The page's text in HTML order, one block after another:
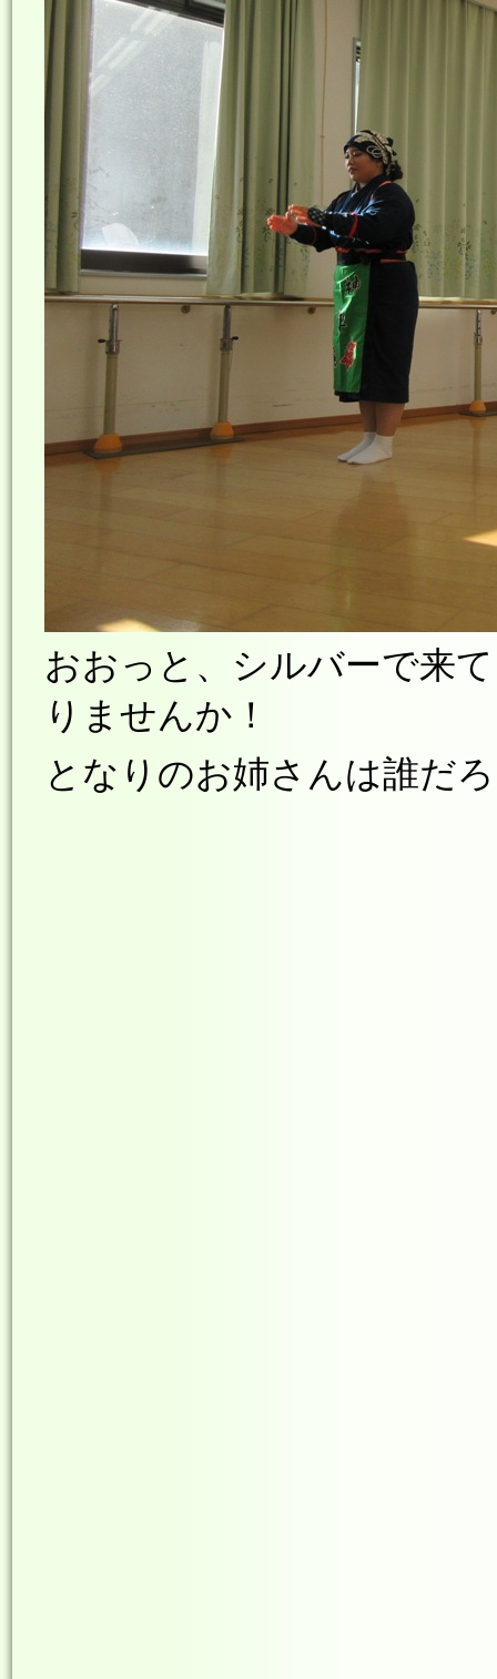
おおっと、シルバーで来
りませんか！
となりのお姉さんは誰だ